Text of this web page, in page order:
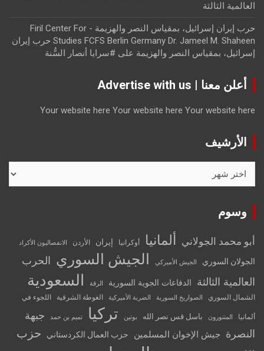
العالمية الثالثة
حرب إيران إسرائيل، بمقياس النصر والهزيمة - Firil Center For
Studies FCFS Berlin Germany Dr. Jameel M. Shaheen حرب إيران
إسرائيل، بمقياس النصر والهزيمة على #سرايا أنصار السُّنة
أعلن معنا | Advertise with us
Your website here Your website here Your website here
الأرشيف
وسوم
أبو محمد الجولاني ألمانيا أوكرانيا إيران الأردن الانفصاليون الأكراد
الجولان السوري الجيش الأميركي الجيش السوري الحرب
العالمية الثالثة
الدفاعات الجوية السورية الرقة السعودية
الشمال السوري الصواريخ السورية الضربة الأميركية الغوطة الشرقية اللجوء في
ألمانيا المتنورون باسل قس نصر الله بوتين تركيا تميم بن حمد
جبهة
النصرة
جيش الإخوان المسلمين حزب العمال الكردستاني
حزب